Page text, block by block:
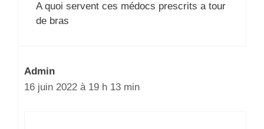
A quoi servent ces médocs prescrits a tour
de bras
Admin
16 juin 2022 à 19 h 13 min